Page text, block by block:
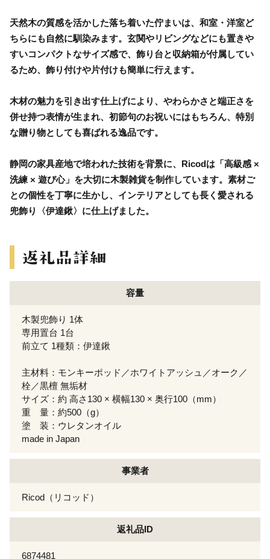
天然木の質感を活かした落ち着いた佇まいは、和室・洋室ど
ちらにも自然に馴染みます。玄関やリビングなどにも置きや
すいコンパクトなサイズ感で、飾り台と収納箱が付属してい
るため、飾り付けや片付けも簡単に行えます。
木材の魅力を引き出す仕上げにより、やわらかさと端正さを
併せ持つ表情が生まれ、初節句のお祝いにはもちろん、特別
な贈り物としても喜ばれる逸品です。
静岡の家具産地で培われた技術を背景に、Ricodは「高級感 ×
洗練 × 遊び心」を大切に木製雑貨を制作しています。素材ご
との個性を丁寧に生かし、インテリアとしても長く愛される
兜飾り〈伊達鍬〉に仕上げました。
容量
木製兜飾り 1体
専用置台 1台
前立て 1種類：伊達鍬
主材料：モンキーポッド／ホワイトアッシュ／オーク／
栓／黒檀 無垢材
サイズ：約 高さ130 × 横幅130 × 奥行100（mm）
重 量：約500（g）
塗 装：ウレタンオイル
made in Japan
事業者
Ricod（リコッド）
返礼品ID
6874481